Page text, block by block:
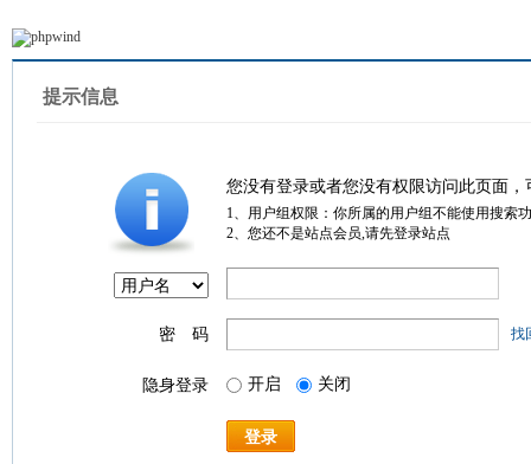
提示信息
您没有登录或者您没有权限访问此页面
1、用户组权限：你所属的用户组不能使用搜索
2、您还不是站点会员,请先登录站点
密 码 找
隐身登录 开启 关闭
登录